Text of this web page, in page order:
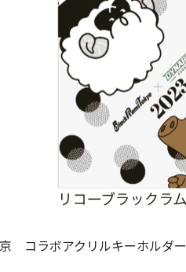
コラボアクリルキーホルダー